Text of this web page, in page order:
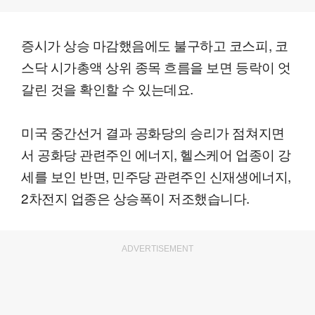
증시가 상승 마감했음에도 불구하고 코스피, 코
스닥 시가총액 상위 종목 흐름을 보면 등락이 엇
갈린 것을 확인할 수 있는데요.
미국 중간선거 결과 공화당의 승리가 점쳐지면
서 공화당 관련주인 에너지, 헬스케어 업종이 강
세를 보인 반면, 민주당 관련주인 신재생에너지,
2차전지 업종은 상승폭이 저조했습니다.
ADVERTISEMENT